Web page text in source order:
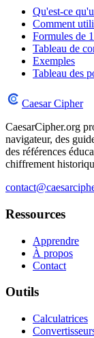
Qu'est-ce
Comment
Formules de
Tableau de
Exemples
Tableau des
Caesar Cipher
CaesarCipher.org
navigateur, des
des références
chiffrement
Ressources
Apprendre
À propos
Contact
Outils
Calculatrices